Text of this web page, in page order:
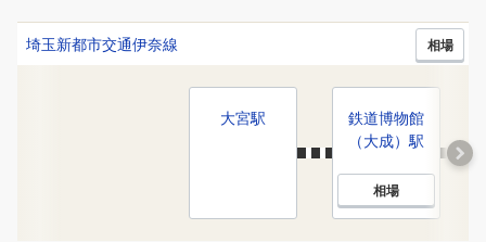
埼玉新都市交通伊奈線 相場
大宮駅
鉄道博物館
（大成）駅
相場